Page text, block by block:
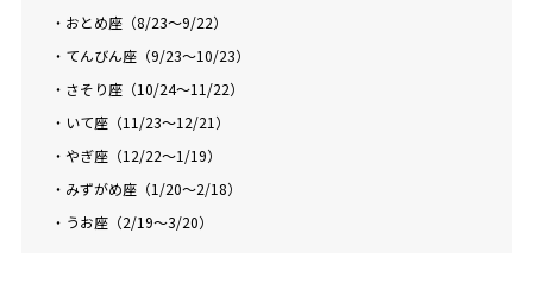
・おとめ座（8/23～9/22）
・てんびん座（9/23～10/23）
・さそり座（10/24～11/22）
・いて座（11/23～12/21）
・やぎ座（12/22～1/19）
・みずがめ座（1/20～2/18）
・うお座（2/19～3/20）